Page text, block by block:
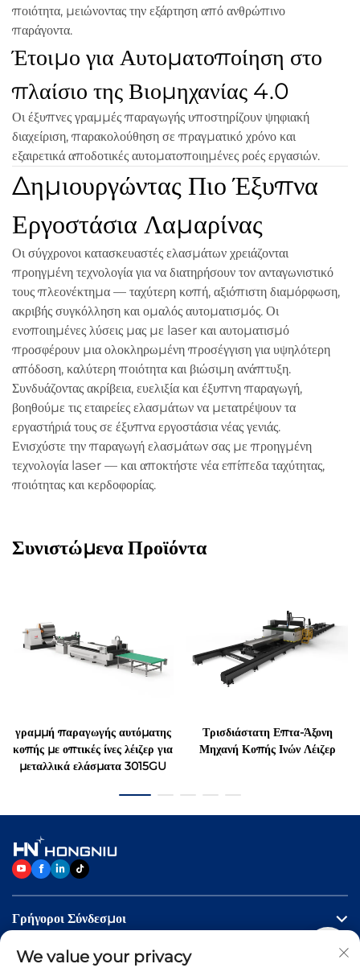
ποιότητα, μειώνοντας την εξάρτηση από ανθρώπινο
παράγοντα.
Έτοιμο για Αυτοματοποίηση στο
πλαίσιο της Βιομηχανίας 4.0
Οι έξυπνες γραμμές παραγωγής υποστηρίζουν ψηφιακή
διαχείριση, παρακολούθηση σε πραγματικό χρόνο και
εξαιρετικά αποδοτικές αυτοματοποιημένες ροές εργασιών.
Δημιουργώντας Πιο Έξυπνα
Εργοστάσια Λαμαρίνας
Οι σύγχρονοι κατασκευαστές ελασμάτων χρειάζονται
προηγμένη τεχνολογία για να διατηρήσουν τον ανταγωνιστικό
τους πλεονέκτημα — ταχύτερη κοπή, αξιόπιστη διαμόρφωση,
ακριβής συγκόλληση και ομαλός αυτοματισμός. Οι
ενοποιημένες λύσεις μας με laser και αυτοματισμό
προσφέρουν μια ολοκληρωμένη προσέγγιση για υψηλότερη
απόδοση, καλύτερη ποιότητα και βιώσιμη ανάπτυξη.
Συνδυάζοντας ακρίβεια, ευελιξία και έξυπνη παραγωγή,
βοηθούμε τις εταιρείες ελασμάτων να μετατρέψουν τα
εργαστήριά τους σε έξυπνα εργοστάσια νέας γενιάς.
Ενισχύστε την παραγωγή ελασμάτων σας με προηγμένη
τεχνολογία laser — και αποκτήστε νέα επίπεδα ταχύτητας,
ποιότητας και κερδοφορίας.
Συνιστώμενα Προϊόντα
γραμμή παραγωγής αυτόματης
κοπής με οπτικές ίνες λέιζερ για
μεταλλικά ελάσματα 3015GU
Τρισδιάστατη Επτα-Άξονη
Μηχανή Κοπής Ινών Λέιζερ
Γρήγοροι Σύνδεσμοι
Προϊόντα
We value your privacy